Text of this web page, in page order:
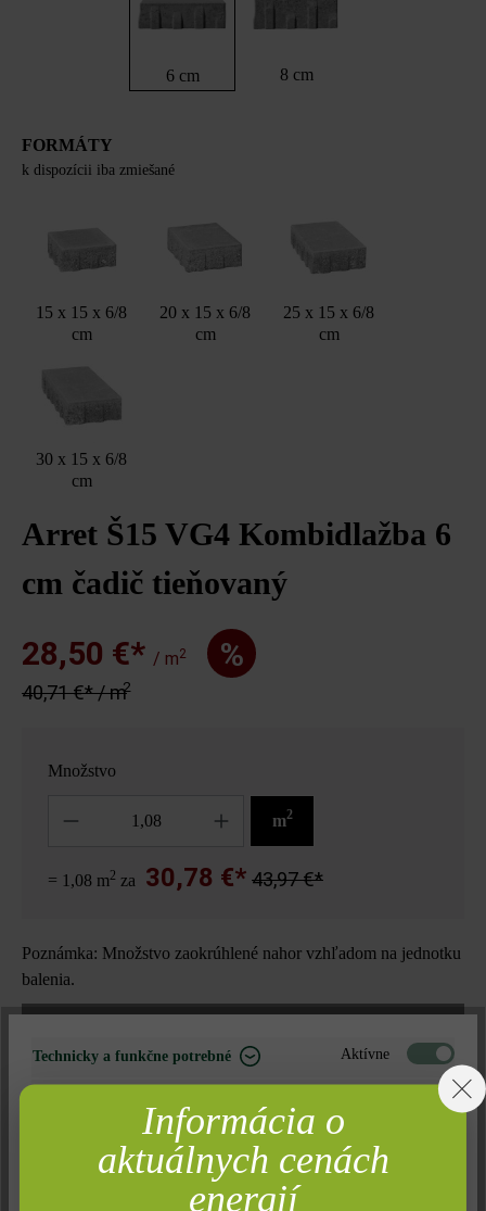
6 cm 8 cm
FORMÁTY
k dispozícii iba zmiešané
15 x 15 x 6/8
cm
20 x 15 x 6/8
cm
25 x 15 x 6/8
cm
30 x 15 x 6/8
cm
Arret Š15 VG4 Kombidlažba 6
cm čadič tieňovaný
28,50 €* / m2 %
40,71 €* / m2
Množstvo
m2
= 1,08 m2 za 30,78 €* 43,97 €*
Poznámka: Množstvo zaokrúhlené nahor vzhľadom na jednotku
balenia.
Pridať do zoznamu želaní
Tlač stránky
Technicky a funkčne potrebné Aktívne
Neaktívne
Komfort (funkčnosť stránky)
Informácia o
aktuálnych cenách
energií